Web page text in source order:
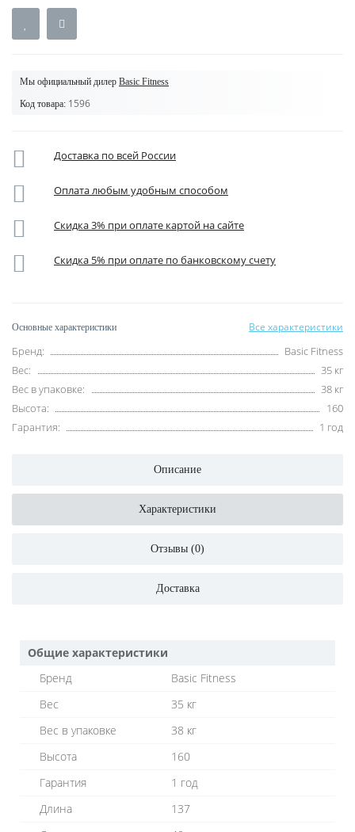
Мы официальный дилер Basic Fitness
Код товара: 1596
Доставка по всей России
Оплата любым удобным способом
Скидка 3% при оплате картой на сайте
Скидка 5% при оплате по банковскому счету
Основные характеристики Все характеристики
Бренд:
Basic Fitness
Вес:
35 кг
Вес в упаковке:
38 кг
Высота:
160
Гарантия:
1 год
Описание
Характеристики
Отзывы (0)
Доставка
Общие характеристики
Бренд
Basic Fitness
Вес
35 кг
Вес в упаковке
38 кг
Высота
160
Гарантия
1 год
Длина
137